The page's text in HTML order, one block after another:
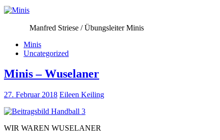
Manfred Striese / Übungsleiter Minis
Minis
Uncategorized
Minis – Wuselaner
27. Februar 2018 Eileen Keiling
WIR WAREN WUSELANER